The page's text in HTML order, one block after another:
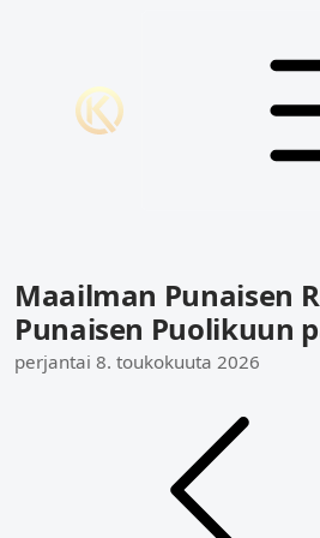
Maailman Punaisen
Punaisen Puolikuun
perjantai 8. toukokuuta 2026